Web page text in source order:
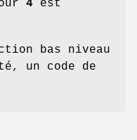
4 est
bas niveau
un code de